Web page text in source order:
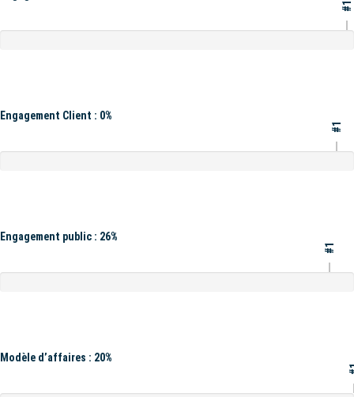
#1
Engagement Client : 0%
#1
Engagement public : 26%
#1
Modèle d’affaires : 20%